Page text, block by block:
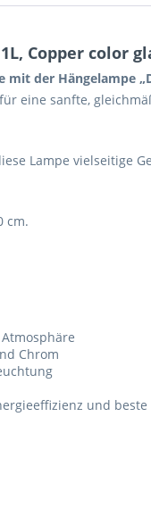
Copper color
mit der Hängelampe
eine sanfte,
Lampe vielseitige
cm.
Chrom
und